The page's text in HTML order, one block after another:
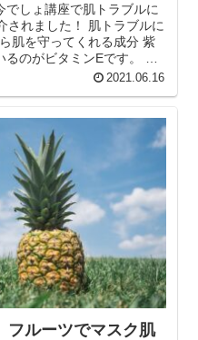
しょ講座で肌トラブルに
されました！ 肌トラブルに
肌を守ってくれる成分 紫
のがビタミンEです。 シ
2021.06.16
フルーツでマスク肌